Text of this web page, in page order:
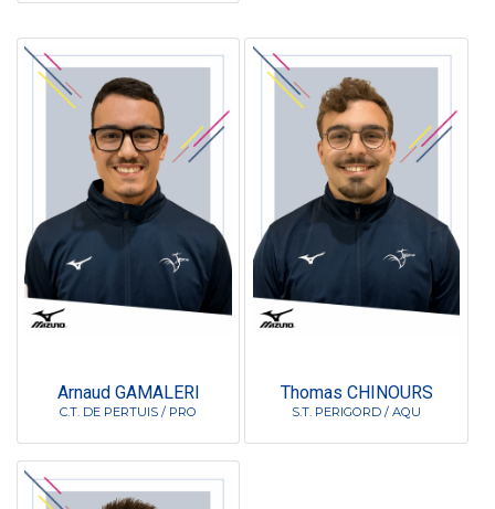
Arnaud GAMALERI
C.T. DE PERTUIS / PRO
Thomas CHINOURS
S.T. PERIGORD / AQU